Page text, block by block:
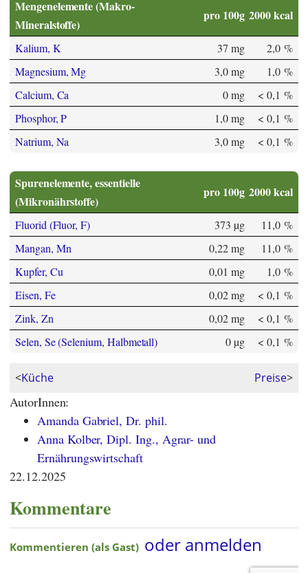
Mengenelemente (Makro-
Mineralstoffe)
pro 100g 2000 kcal
Kalium, K 37 mg
2,0 %
Magnesium, Mg
3,0 mg
1,0 %
Calcium, Ca
0 mg
< 0,1 %
Phosphor, P
1,0 mg
< 0,1 %
Natrium, Na
3,0 mg < 0,1 %
Spurenelemente, essentielle
(Mikronährstoffe)
pro 100g 2000 kcal
Fluorid (Fluor, F) 373 µg
11,0 %
Mangan, Mn
0,22 mg
11,0 %
Kupfer, Cu
0,01 mg
1,0 %
Eisen, Fe
0,02 mg
< 0,1 %
Zink, Zn
0,02 mg
< 0,1 %
Selen, Se (Selenium, Halbmetall)
0 µg < 0,1 %
<Küche Preise>
AutorInnen:
Amanda Gabriel, Dr. phil.
Anna Kolber, Dipl. Ing., Agrar- und
Ernährungswirtschaft
22.12.2025
Kommentare